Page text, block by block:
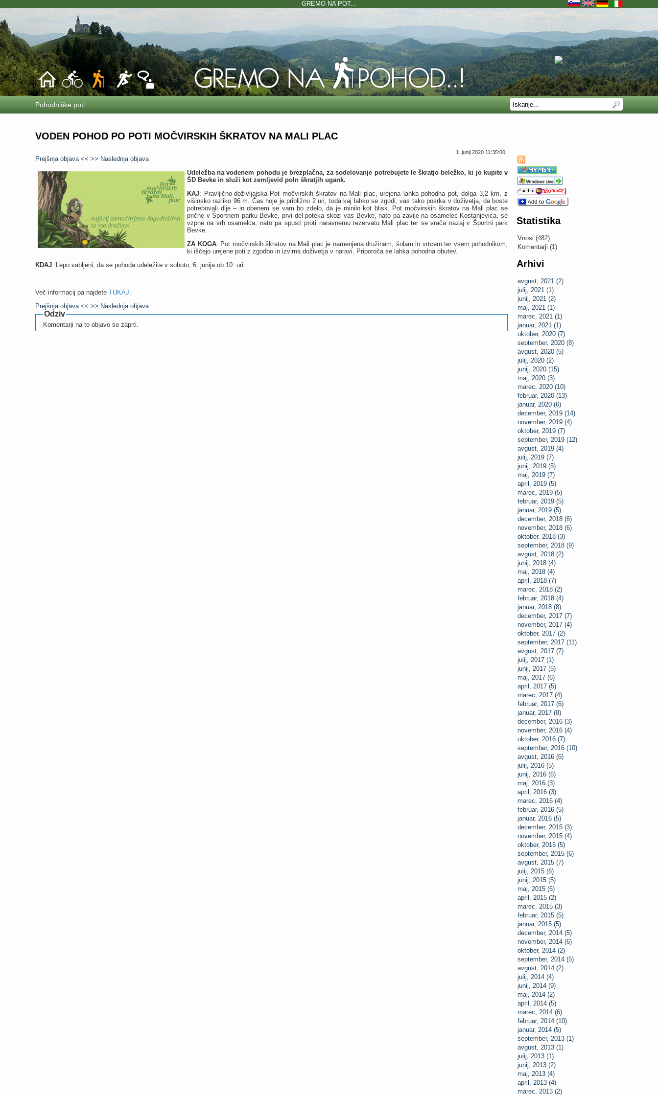
GREMO NA POT...
Pohodniške poti
VODEN POHOD PO POTI MOČVIRSKIH ŠKRATOV NA MALI PLAC
Statistika
Vnosi (482)
Komentarji (1)
Arhivi
avgust, 2021 (2)
julij, 2021 (1)
junij, 2021 (2)
maj, 2021 (1)
marec, 2021 (1)
januar, 2021 (1)
oktober, 2020 (7)
september, 2020 (8)
avgust, 2020 (5)
julij, 2020 (2)
junij, 2020 (15)
maj, 2020 (3)
marec, 2020 (10)
februar, 2020 (13)
januar, 2020 (6)
december, 2019 (14)
november, 2019 (4)
oktober, 2019 (7)
september, 2019 (12)
avgust, 2019 (4)
julij, 2019 (7)
junij, 2019 (5)
maj, 2019 (7)
april, 2019 (5)
marec, 2019 (5)
februar, 2019 (5)
januar, 2019 (5)
december, 2018 (6)
november, 2018 (6)
oktober, 2018 (3)
september, 2018 (9)
avgust, 2018 (2)
junij, 2018 (4)
maj, 2018 (4)
april, 2018 (7)
marec, 2018 (2)
februar, 2018 (4)
januar, 2018 (8)
december, 2017 (7)
november, 2017 (4)
oktober, 2017 (2)
september, 2017 (11)
avgust, 2017 (7)
julij, 2017 (1)
junij, 2017 (5)
maj, 2017 (6)
april, 2017 (5)
marec, 2017 (4)
februar, 2017 (6)
januar, 2017 (8)
december, 2016 (3)
november, 2016 (4)
oktober, 2016 (7)
september, 2016 (10)
avgust, 2016 (6)
julij, 2016 (5)
junij, 2016 (6)
maj, 2016 (3)
april, 2016 (3)
marec, 2016 (4)
februar, 2016 (5)
januar, 2016 (5)
december, 2015 (3)
november, 2015 (4)
oktober, 2015 (5)
september, 2015 (6)
avgust, 2015 (7)
julij, 2015 (6)
junij, 2015 (5)
maj, 2015 (6)
april, 2015 (2)
marec, 2015 (3)
februar, 2015 (5)
januar, 2015 (5)
december, 2014 (5)
november, 2014 (6)
oktober, 2014 (2)
september, 2014 (5)
avgust, 2014 (2)
julij, 2014 (4)
junij, 2014 (9)
maj, 2014 (2)
april, 2014 (5)
marec, 2014 (6)
februar, 2014 (10)
januar, 2014 (5)
september, 2013 (1)
avgust, 2013 (1)
julij, 2013 (1)
junij, 2013 (2)
maj, 2013 (4)
april, 2013 (4)
marec, 2013 (2)
1. junij 2020 11:35:00
Prejšnja objava << >> Naslednja objava
Udeležba na vodenem pohodu je brezplačna, za sodelovanje potrebujete le škratjo beležko, ki jo kupite v
ŠD Bevke in služi kot zemljevid poln škratjih ugank.
KAJ: Pravljično-doživljajska Pot močvirskih škratov na Mali plac, urejena lahka pohodna pot, dolga 3,2 km, z
višinsko razliko 96 m. Čas hoje je približno 2 uri, toda kaj lahko se zgodi, vas tako posrka v doživetja, da boste
potrebovali dlje – in obenem se vam bo zdelo, da je minilo kot blisk. Pot močvirskih škratov na Mali plac se
prične v Športnem parku Bevke, prvi del poteka skozi vas Bevke, nato pa zavije na osamelec Kostanjevica, se
vzpne na vrh osamelca, nato pa spusti proti naravnemu rezervatu Mali plac ter se vrača nazaj v Športni park
Bevke.
ZA KOGA: Pot močvirskih škratov na Mali plac je namenjena družinam, šolam in vrtcem ter vsem pohodnikom,
ki iščejo urejene poti z zgodbo in izvirna doživetja v naravi. Priporoča se lahka pohodna obutev.
KDAJ: Lepo vabljeni, da se pohoda udeležite v soboto, 6. junija ob 10. uri.
Več informacij pa najdete TUKAJ.
Prejšnja objava << >> Naslednja objava
Odziv
Komentarji na to objavo so zaprti.